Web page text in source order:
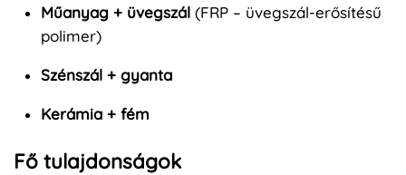
Műanyag + üvegszál (FRP – üvegszál-erősítésű
polimer)
Szénszál + gyanta
Kerámia + fém
Fő tulajdonságok